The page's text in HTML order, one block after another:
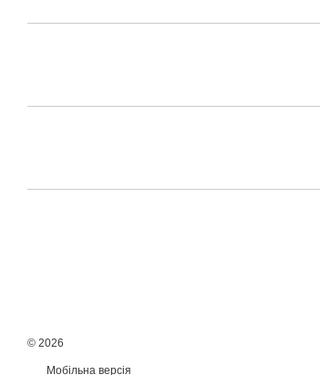
© 2026
Мобільна версія